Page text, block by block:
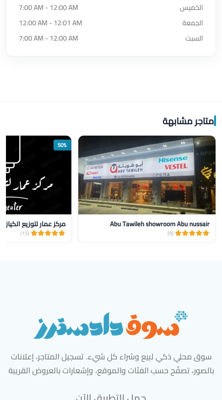
الخميس
7:00 AM - 12:00 AM
الجمعة
12:00 AM - 12:01 AM
السبت
7:00 AM - 12:00 AM
متاجر مشابهة
Abu Tawileh showroom Abu nussair
(9)
50%
مركز عمار لتوزيع الكيازر
(15)
سوق محلي ذكي لبيع وشراء كل شيء. تسجيل المتاجر، إعلانات
بالصور، تصفّح حسب الفئات والموقع، وإشعارات بالعروض القريبة